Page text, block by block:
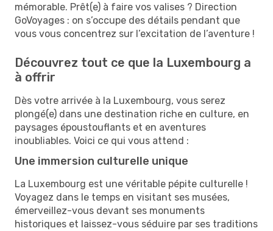
mémorable. Prêt(e) à faire vos valises ? Direction
GoVoyages : on s’occupe des détails pendant que
vous vous concentrez sur l’excitation de l’aventure !
Découvrez tout ce que la Luxembourg a
à offrir
Dès votre arrivée à la Luxembourg, vous serez
plongé(e) dans une destination riche en culture, en
paysages époustouflants et en aventures
inoubliables. Voici ce qui vous attend :
Une immersion culturelle unique
La Luxembourg est une véritable pépite culturelle !
Voyagez dans le temps en visitant ses musées,
émerveillez-vous devant ses monuments
historiques et laissez-vous séduire par ses traditions